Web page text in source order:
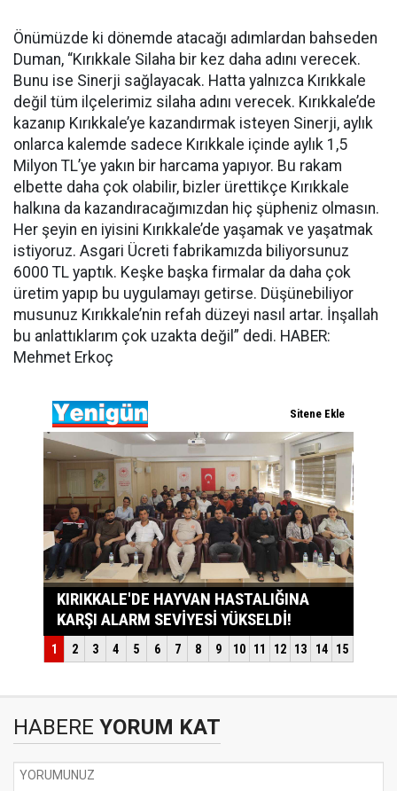
Önümüzde ki dönemde atacağı adımlardan bahseden
Duman, “Kırıkkale Silaha bir kez daha adını verecek.
Bunu ise Sinerji sağlayacak. Hatta yalnızca Kırıkkale
değil tüm ilçelerimiz silaha adını verecek. Kırıkkale’de
kazanıp Kırıkkale’ye kazandırmak isteyen Sinerji, aylık
onlarca kalemde sadece Kırıkkale içinde aylık 1,5
Milyon TL’ye yakın bir harcama yapıyor. Bu rakam
elbette daha çok olabilir, bizler ürettikçe Kırıkkale
halkına da kazandıracağımızdan hiç şüpheniz olmasın.
Her şeyin en iyisini Kırıkkale’de yaşamak ve yaşatmak
istiyoruz. Asgari Ücreti fabrikamızda biliyorsunuz
6000 TL yaptık. Keşke başka firmalar da daha çok
üretim yapıp bu uygulamayı getirse. Düşünebiliyor
musunuz Kırıkkale’nin refah düzeyi nasıl artar. İnşallah
bu anlattıklarım çok uzakta değil” dedi. HABER:
Mehmet Erkoç
HABERE YORUM KAT